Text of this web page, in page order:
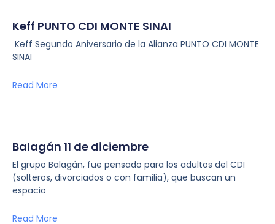
Keff PUNTO CDI MONTE SINAI
Keff Segundo Aniversario de la Alianza PUNTO CDI MONTE
SINAI
Read More
Balagán 11 de diciembre
El grupo Balagán, fue pensado para los adultos del CDI
(solteros, divorciados o con familia), que buscan un
espacio
Read More